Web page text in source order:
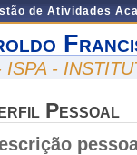
de Atividades
ISPA -
Pessoal